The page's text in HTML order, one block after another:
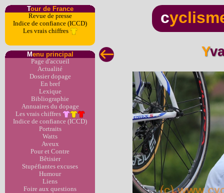
Tour de France
Revue de presse
Indice de confiance (ICCD)
Les vrais chiffres
Menu principal
Page d'accueil
Actualité
Dossier dopage
En bref
Lexique
Bibliographie
Annuaires du dopage
Les vrais chiffres
Indice de confiance (ICCD)
Portraits
Watts
Aveux
Pour et Contre
Bêtisier
Stupéfiantes excuses
Humour
Liens
Foire aux questions
c